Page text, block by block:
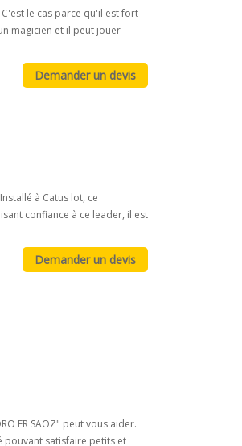
le cas parce qu'il est fort
magicien et il peut jouer
à Catus lot, ce
confiance à ce leader, il est
ER SAOZ" peut vous aider.
pouvant satisfaire petits et